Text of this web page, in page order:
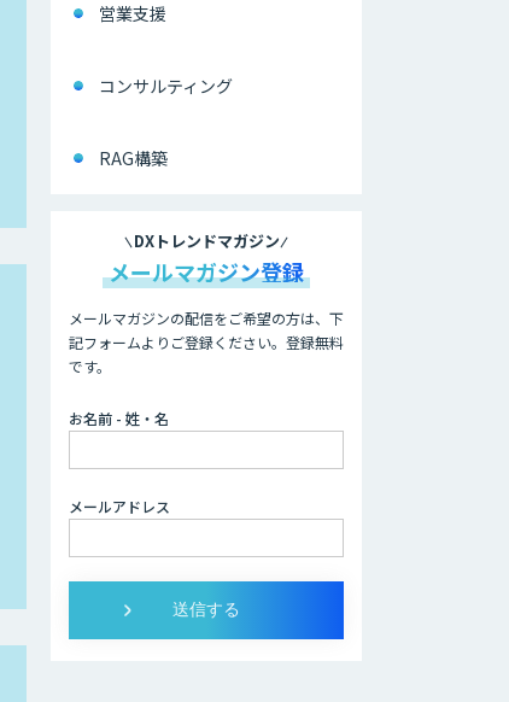
営業支援
コンサルティング
RAG構築
DXトレンドマガジン
メールマガジン登録
メールマガジンの配信をご希望の方は、下
記フォームよりご登録ください。登録無料
です。
お名前 - 姓・名
メールアドレス